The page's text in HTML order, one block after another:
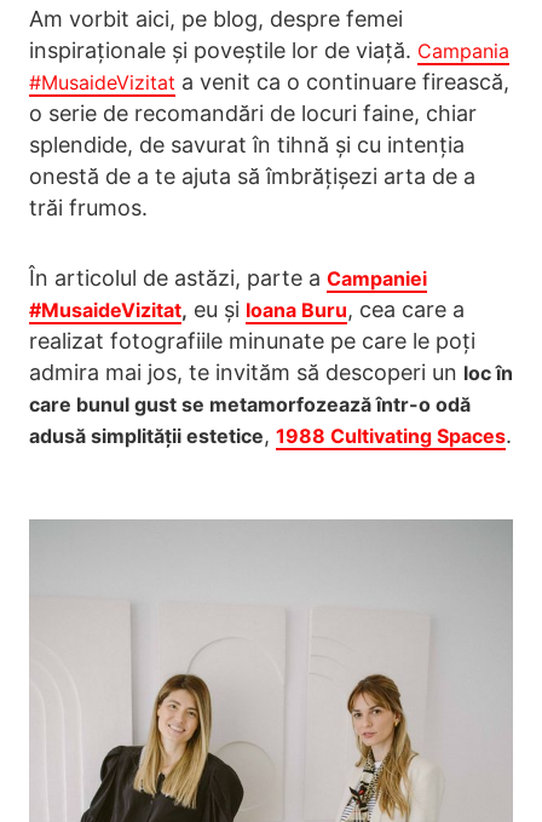
Am vorbit aici, pe blog, despre femei
inspiraționale și poveștile lor de viață. Campania
#MusaideVizitat a venit ca o continuare firească,
o serie de recomandări de locuri faine, chiar
splendide, de savurat în tihnă și cu intenția
onestă de a te ajuta să îmbrățișezi arta de a
trăi frumos.
În articolul de astăzi, parte a Campaniei
#MusaideVizitat, eu și Ioana Buru, cea care a
realizat fotografiile minunate pe care le poți
admira mai jos, te invităm să descoperi un loc în
care bunul gust se metamorfozează într-o odă
adusă simplității estetice, 1988 Cultivating Spaces.